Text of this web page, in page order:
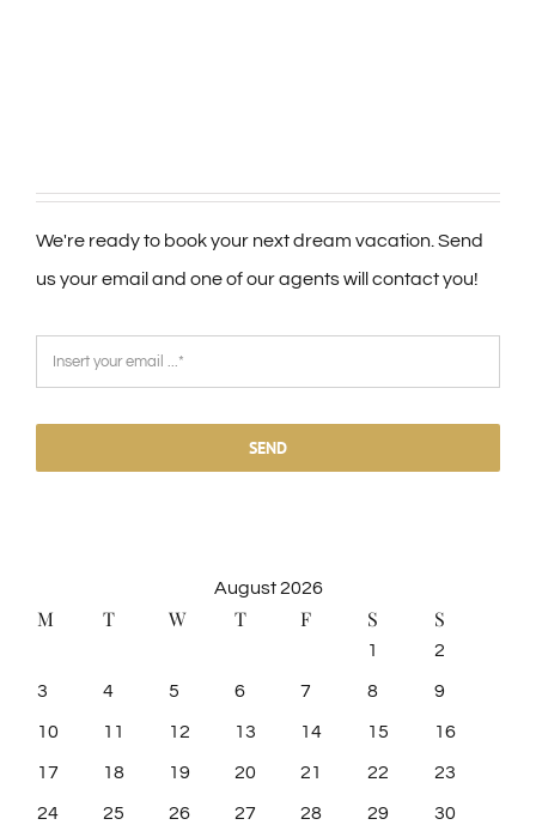
We're ready to book your next dream vacation. Send
us your email and one of our agents will contact you!
SEND
August 2026
M T W T F S S
1 2
3 4 5 6 7 8 9
10 11 12 13 14 15 16
17 18 19 20 21 22 23
24 25 26 27 28 29 30